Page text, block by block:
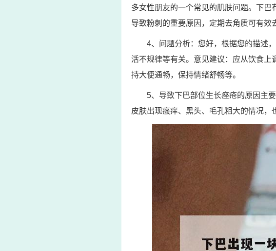
多女性朋友的一个常见的肌肤问题。下
导致粉刺的重要原因，定期去角质可有效
4、问题分析：您好，根据您的描述
活不规律等有关。意见建议：应从饮食
持大便通畅，保持情绪舒畅等。
5、导致下巴部位生长痤疮的原因主
皮肤出现瘙痒、黑头、毛孔粗大的情况，